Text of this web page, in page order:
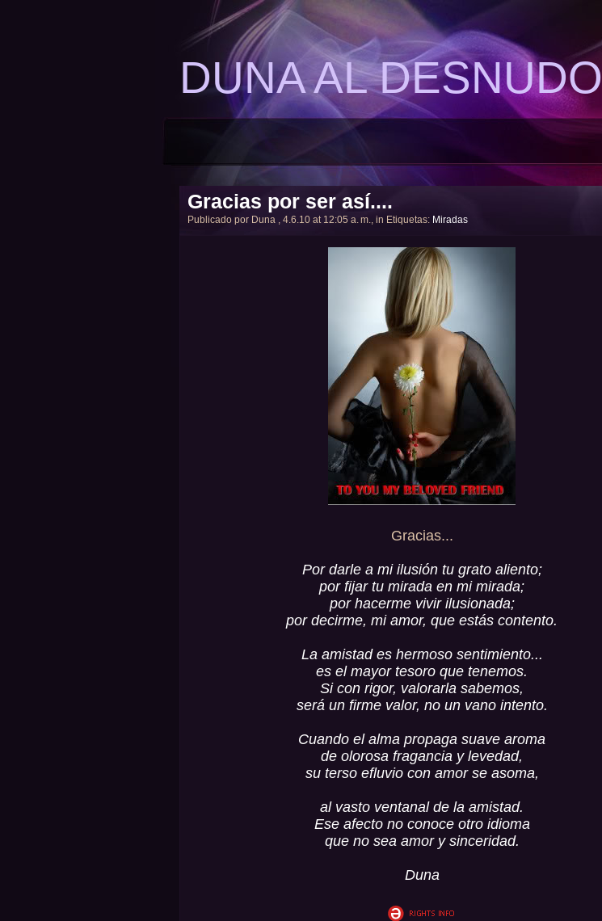
DUNA AL DESNUDO
Gracias por ser así....
Publicado por Duna , 4.6.10 at 12:05 a. m., in Etiquetas: Miradas
Gracias...
Por darle a mi ilusión tu grato aliento;
por fijar tu mirada en mi mirada;
por hacerme vivir ilusionada;
por decirme, mi amor, que estás contento.
La amistad es hermoso sentimiento...
es el mayor tesoro que tenemos.
Si con rigor, valorarla sabemos,
será un firme valor, no un vano intento.
Cuando el alma propaga suave aroma
de olorosa fragancia y levedad,
su terso efluvio con amor se asoma,
al vasto ventanal de la amistad.
Ese afecto no conoce otro idioma
que no sea amor y sinceridad.
Duna